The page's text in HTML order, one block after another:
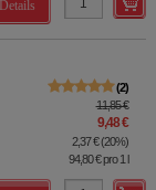
Details
2
11,85 €
9,48 €
2,37 €(20%)
94,80 €pro 1 l